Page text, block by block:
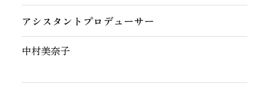
アシスタントプロデューサー
中村美奈子